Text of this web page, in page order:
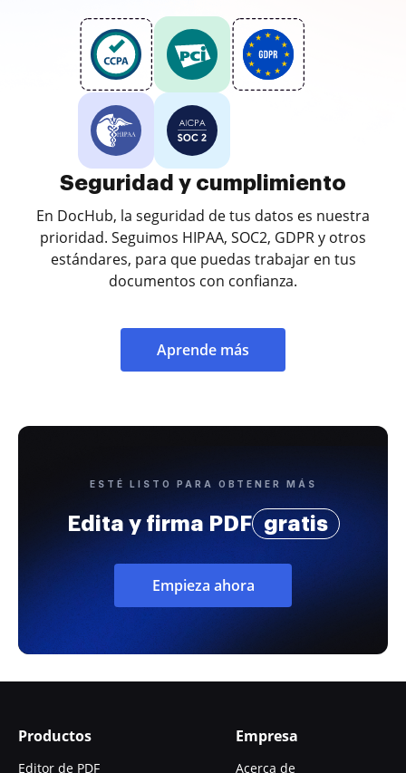
Seguridad y cumplimiento
En DocHub, la seguridad de tus datos es nuestra
prioridad. Seguimos HIPAA, SOC2, GDPR y otros
estándares, para que puedas trabajar en tus
documentos con confianza.
Aprende más
ESTÉ LISTO PARA OBTENER MÁS
Edita y firma PDF gratis
Empieza ahora
Productos
Editor de PDF
Empresa
Acerca de